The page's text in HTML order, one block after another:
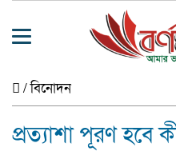
/বিনোদন
প্রত্যাশা পূরণ হবে